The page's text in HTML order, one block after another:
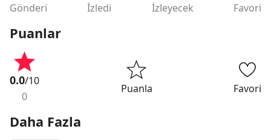
Gönderi İzledi İzleyecek Favori
Puanlar
0.0/10
0
Puanla Favori
Daha Fazla